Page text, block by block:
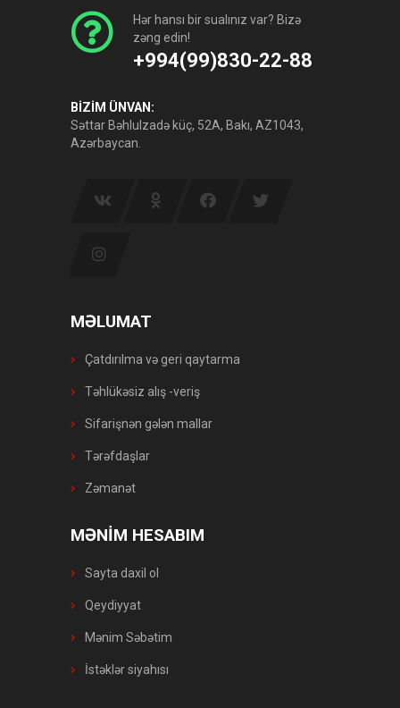
Hər hansı bir sualınız var? Bizə
zəng edin!
+994(99)830-22-88
BİZİM ÜNVAN:
Səttar Bəhlulzadə küç, 52A, Bakı, AZ1043,
Azərbaycan.
MƏLUMAT
Çatdırılma və geri qaytarma
Təhlükəsiz alış -veriş
Sifarişnən gələn mallar
Tərəfdaşlar
Zəmanət
MƏNİM HESABIM
Sayta daxil ol
Qeydiyyat
Mənim Səbətim
İstəklər siyahısı